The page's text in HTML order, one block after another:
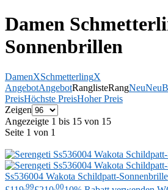
Damen
Sonnenbrillen
DamenXSchmetterlingX
AngebotAngebotRanglisteRangNeuNeu
PreisHöchste PreisHoher Preis
Zeigen
Angezeigte 1 bis 15 von 15
Seite 1 von 1
Ss536004 Wakota Schildpatt-Sonnenbrille
.99 .00